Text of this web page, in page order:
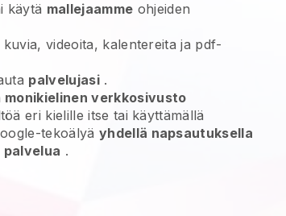
käytä mallejaamme ohjeiden
kuvia, videoita, kalentereita ja pdf-
palvelujasi.
monikielinen verkkosivusto
eri kielille itse tai käyttämällä
tekoälyä yhdellä napsautuksella
palvelua .